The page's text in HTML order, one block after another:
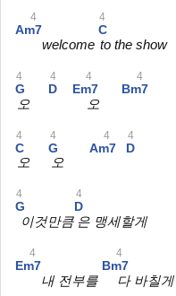
Am7
4
welcome
C
4
to the show
G
4
오
D
4
Em7
4
오
Bm7
4
C
4
오
G
4
오
Am7
4
D
4
G
4
이것만큼
D
4
은 맹세할게
Em7
4
내 전부를
Bm7
4
다 바칠게